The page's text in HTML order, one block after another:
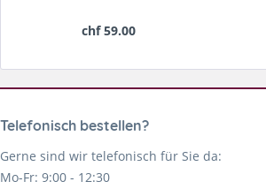
chf 59.00
Telefonisch bestellen?
Gerne sind wir telefonisch für Sie da:
Mo-Fr: 9:00 - 12:30